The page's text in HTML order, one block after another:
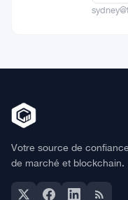
Votre source de
de marché et blockchain.